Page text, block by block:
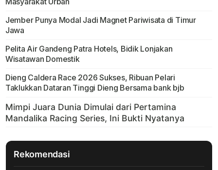
Jember Punya Modal Jadi Magnet Pariwisata di Timur
Jawa
Pelita Air Gandeng Patra Hotels, Bidik Lonjakan
Wisatawan Domestik
Dieng Caldera Race 2026 Sukses, Ribuan Pelari
Taklukkan Dataran Tinggi Dieng Bersama bank bjb
Rekomendasi